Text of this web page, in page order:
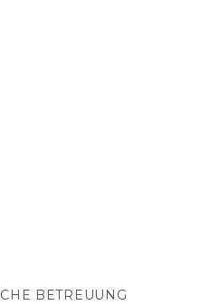
BETREUUNG